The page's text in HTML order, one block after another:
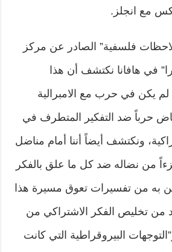
مع انجلز.
فلسفية” الصادر عن مركز
في هافانا نكتشف أن هذا
يكن في حرب مع الامبرالية
حرباً ضد التفكير المتطرف في
ونكتشف أيضاً أننا أمام مناضل
من نضاله ضد كل ما علق بالفكر
به من تفسيرات تعوق مسيرة هذا
بد من تخليص الفكر الاشتراكي من
البيروقراطية التي كانت